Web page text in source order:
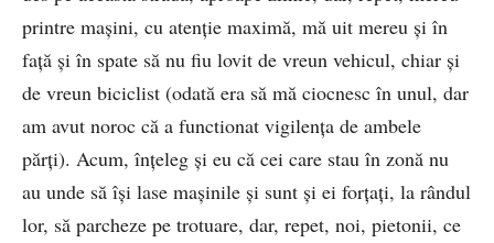
printre mașini, cu atenție maximă, mă uit mereu și în
față și în spate să nu fiu lovit de vreun vehicul, chiar și
de vreun biciclist (odată era să mă ciocnesc în unul, dar
am avut noroc că a functionat vigilența de ambele
părți). Acum, înțeleg și eu că cei care stau în zonă nu
au unde să își lase mașinile și sunt și ei forțați, la rândul
lor, să parcheze pe trotuare, dar, repet, noi, pietonii, ce